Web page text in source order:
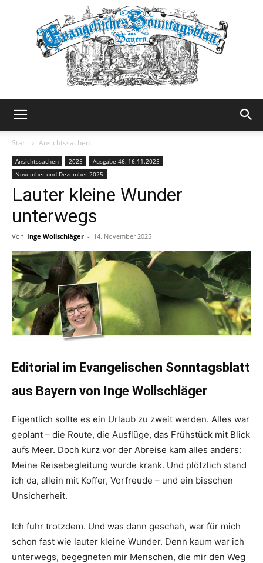
Start Ansichtssachen
Ansichtssachen 2025
Ausgabe 46, 16.11.2025
November und Dezember 2025
Lauter kleine Wunder
unterwegs
Von Inge Wollschläger - 14. November 2025
Editorial im Evangelischen Sonntagsblatt
aus Bayern von Inge Wollschläger
Eigentlich sollte es ein Urlaub zu zweit werden. Alles war
geplant – die Route, die Ausflüge, das Frühstück mit Blick
aufs Meer. Doch kurz vor der Abreise kam alles anders:
Meine Reisebegleitung wurde krank. Und plötzlich stand
ich da, allein mit Koffer, Vorfreude – und ein bisschen
Unsicherheit.
Ich fuhr trotzdem. Und was dann geschah, war für mich
schon fast wie lauter kleine Wunder. Denn kaum war ich
unterwegs, begegneten mir Menschen, die mir den Weg